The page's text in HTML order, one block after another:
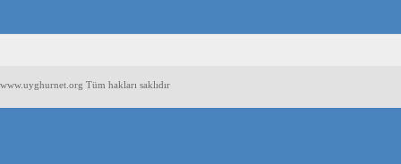
www.uyghurnet.org Tüm hakları saklıdır